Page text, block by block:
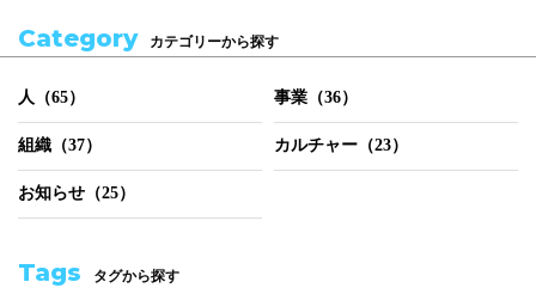
Category カテゴリーから探す
人（65） 事業（36）
組織（37） カルチャー（23）
お知らせ（25）
Tags タグから探す